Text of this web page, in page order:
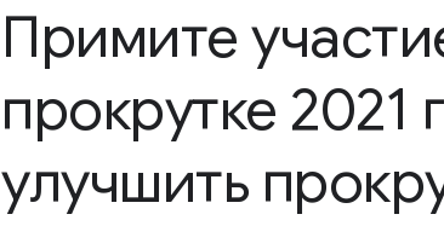
Примите
прокрутке 2021
улучшить